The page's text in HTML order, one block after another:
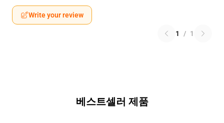
Write your review
1 / 1
베스트셀러 제품